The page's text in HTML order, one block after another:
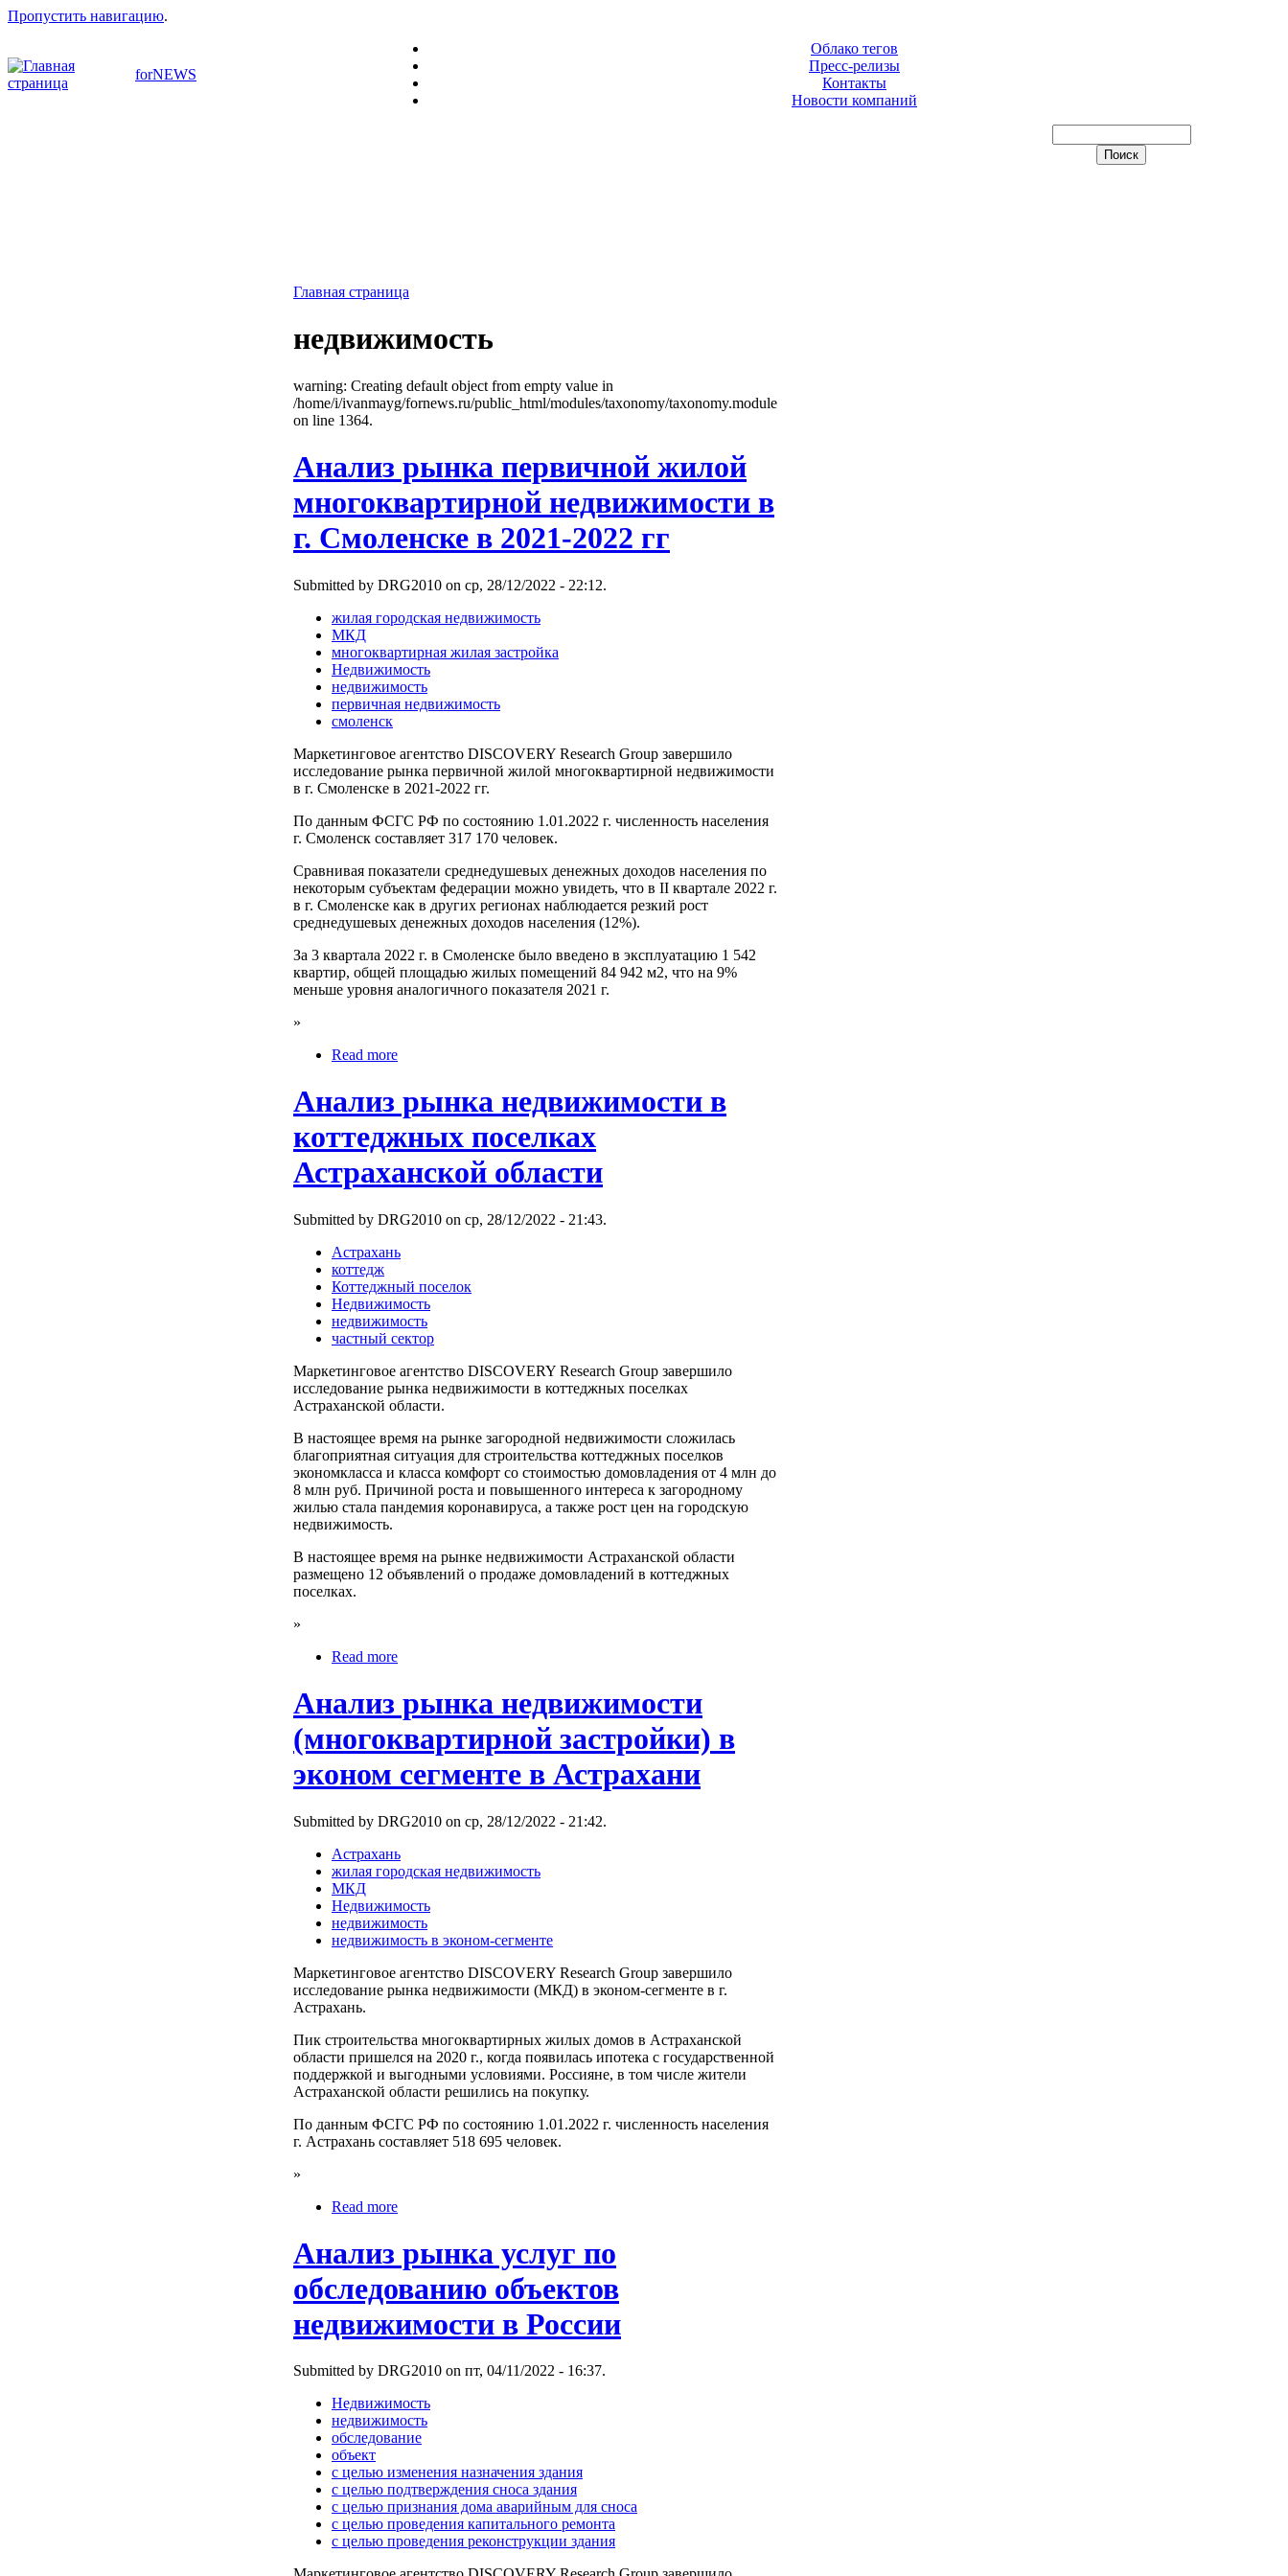
Пропустить навигацию.
forNEWS
Облако тегов
Пресс-релизы
Контакты
Новости компаний
Главная страница
недвижимость
warning: Creating default object from empty value in
/home/i/ivanmayg/fornews.ru/public_html/modules/taxonomy/taxonomy.module
on line 1364.
Анализ рынка первичной жилой
многоквартирной недвижимости в
г. Смоленске в 2021-2022 гг
Submitted by DRG2010 on ср, 28/12/2022 - 22:12.
жилая городская недвижимость
МКД
многоквартирная жилая застройка
Недвижимость
недвижимость
первичная недвижимость
смоленск
Маркетинговое агентство DISCOVERY Research Group завершило
исследование рынка первичной жилой многоквартирной недвижимости
в г. Смоленске в 2021-2022 гг.
По данным ФСГС РФ по состоянию 1.01.2022 г. численность населения
г. Смоленск составляет 317 170 человек.
Сравнивая показатели среднедушевых денежных доходов населения по
некоторым субъектам федерации можно увидеть, что в II квартале 2022 г.
в г. Смоленске как в других регионах наблюдается резкий рост
среднедушевых денежных доходов населения (12%).
За 3 квартала 2022 г. в Смоленске было введено в эксплуатацию 1 542
квартир, общей площадью жилых помещений 84 942 м2, что на 9%
меньше уровня аналогичного показателя 2021 г.
»
Read more
Анализ рынка недвижимости в
коттеджных поселках
Астраханской области
Submitted by DRG2010 on ср, 28/12/2022 - 21:43.
Астрахань
коттедж
Коттеджный поселок
Недвижимость
недвижимость
частный сектор
Маркетинговое агентство DISCOVERY Research Group завершило
исследование рынка недвижимости в коттеджных поселках
Астраханской области.
В настоящее время на рынке загородной недвижимости сложилась
благоприятная ситуация для строительства коттеджных поселков
экономкласса и класса комфорт со стоимостью домовладения от 4 млн до
8 млн руб. Причиной роста и повышенного интереса к загородному
жилью стала пандемия коронавируса, а также рост цен на городскую
недвижимость.
В настоящее время на рынке недвижимости Астраханской области
размещено 12 объявлений о продаже домовладений в коттеджных
поселках.
»
Read more
Анализ рынка недвижимости
(многоквартирной застройки) в
эконом сегменте в Астрахани
Submitted by DRG2010 on ср, 28/12/2022 - 21:42.
Астрахань
жилая городская недвижимость
МКД
Недвижимость
недвижимость
недвижимость в эконом-сегменте
Маркетинговое агентство DISCOVERY Research Group завершило
исследование рынка недвижимости (МКД) в эконом-сегменте в г.
Астрахань.
Пик строительства многоквартирных жилых домов в Астраханской
области пришелся на 2020 г., когда появилась ипотека с государственной
поддержкой и выгодными условиями. Россияне, в том числе жители
Астраханской области решились на покупку.
По данным ФСГС РФ по состоянию 1.01.2022 г. численность населения
г. Астрахань составляет 518 695 человек.
»
Read more
Анализ рынка услуг по
обследованию объектов
недвижимости в России
Submitted by DRG2010 on пт, 04/11/2022 - 16:37.
Недвижимость
недвижимость
обследование
объект
с целью изменения назначения здания
с целью подтверждения сноса здания
с целью признания дома аварийным для сноса
с целью проведения капитального ремонта
с целью проведения реконструкции здания